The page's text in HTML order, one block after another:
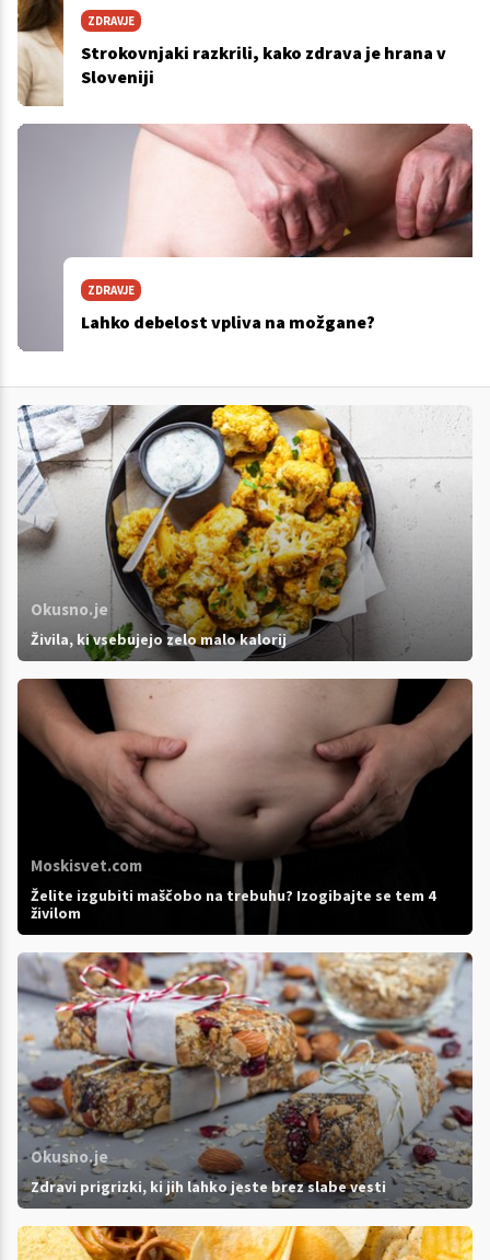
ZDRAVJE
Strokovnjaki razkrili, kako zdrava je hrana v
Sloveniji
ZDRAVJE
Lahko debelost vpliva na možgane?
Okusno.je
Živila, ki vsebujejo zelo malo kalorij
Moskisvet.com
Želite izgubiti maščobo na trebuhu? Izogibajte se tem 4
živilom
Okusno.je
Zdravi prigrizki, ki jih lahko jeste brez slabe vesti